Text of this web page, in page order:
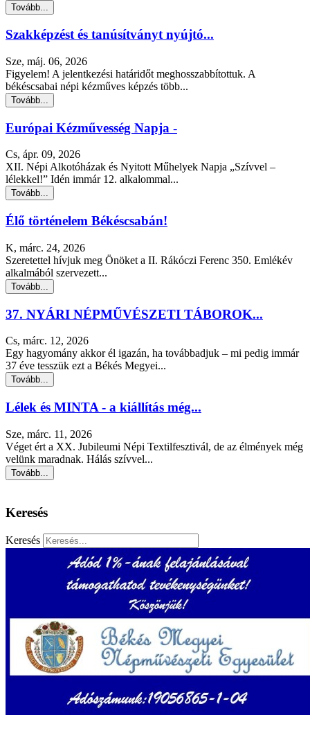
Tovább...
Szakképzést és tanúsítványt nyújtó...
Sze, máj. 06, 2026
Figyelem! A jelentkezési határidőt meghosszabbítottuk. A
békéscsabai népi kézműves képzés több...
Tovább...
Európai Kézművesség Napja -
Cs, ápr. 09, 2026
XII. Népi Alkotóházak és Nyitott Műhelyek Napja „Szívvel –
lélekkel!” Idén immár 12. alkalommal...
Tovább...
Élő történelem Békéscsabán!
K, márc. 24, 2026
Szeretettel hívjuk meg Önöket a II. Rákóczi Ferenc 350. Emlékév
alkalmából szervezett...
Tovább...
37. NYÁRI NÉPMŰVÉSZETI TÁBOROK...
Cs, márc. 12, 2026
Egy hagyomány akkor él igazán, ha továbbadjuk – mi pedig immár
37 éve tesszük ezt a Békés Megyei...
Tovább...
Lélek és MINTA - a kiállítás még...
Sze, márc. 11, 2026
Véget ért a XX. Jubileumi Népi Textilfesztivál, de az élmények még
velünk maradnak. Hálás szívvel...
Tovább...
Keresés
Keresés